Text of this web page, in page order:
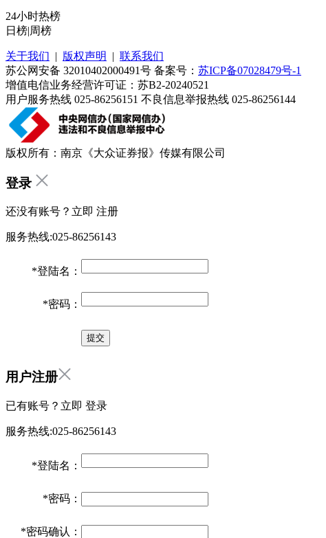
24小时热榜
日榜|周榜
关于我们 | 版权声明 | 联系我们
苏公网安备 32010402000491号 备案号： 苏ICP备07028479号-1
增值电信业务经营许可证：苏B2-20240521
用户服务热线 025-86256151 不良信息举报热线 025-86256144
版权所有：南京《大众证券报》传媒有限公司
登录
还没有账号？立即 注册
服务热线:025-86256143
*登陆名：
*密码：
用户注册
已有账号？立即 登录
服务热线:025-86256143
*登陆名：
*密码：
*密码确认：